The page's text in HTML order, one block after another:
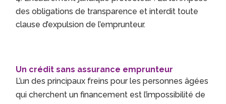
des obligations de transparence et interdit toute
clause d’expulsion de l’emprunteur.
Un crédit sans assurance emprunteur
L’un des principaux freins pour les personnes âgées
qui cherchent un financement est l’impossibilité de